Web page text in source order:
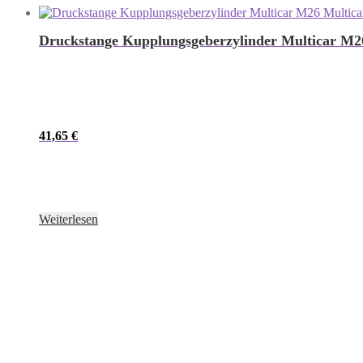
Druckstange Kupplungsgeberzylinder Multicar
41,65 €
Weiterlesen